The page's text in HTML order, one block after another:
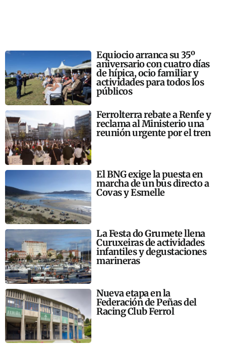
Equiocio arranca su 35º
aniversario con cuatro días
de hípica, ocio familiar y
actividades para todos los
públicos
Ferrolterra rebate a Renfe y
reclama al Ministerio una
reunión urgente por el tren
El BNG exige la puesta en
marcha de un bus directo a
Covas y Esmelle
La Festa do Grumete llena
Curuxeiras de actividades
infantiles y degustaciones
marineras
Nueva etapa en la
Federación de Peñas del
Racing Club Ferrol